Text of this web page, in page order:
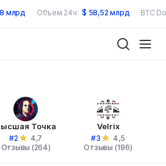
млрд Объем 24ч: $ 58,52 млрд BTC
Точка
#2
4,7
Отзывы (264)
Velrix
#3
4,5
Отзывы (196)